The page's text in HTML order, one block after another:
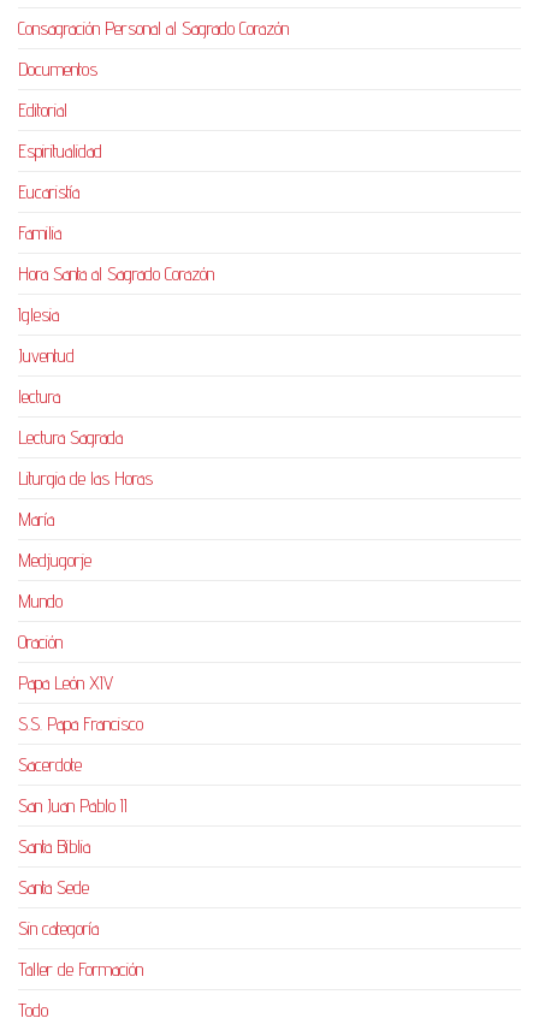
Consagración Personal al Sagrado Corazón
Documentos
Editorial
Espiritualidad
Eucaristía
Familia
Hora Santa al Sagrado Corazón
Iglesia
Juventud
lectura
Lectura Sagrada
Liturgia de las Horas
María
Medjugorje
Mundo
Oración
Papa León XIV
S.S. Papa Francisco
Sacerdote
San Juan Pablo II
Santa Biblia
Santa Sede
Sin categoría
Taller de Formación
Todo